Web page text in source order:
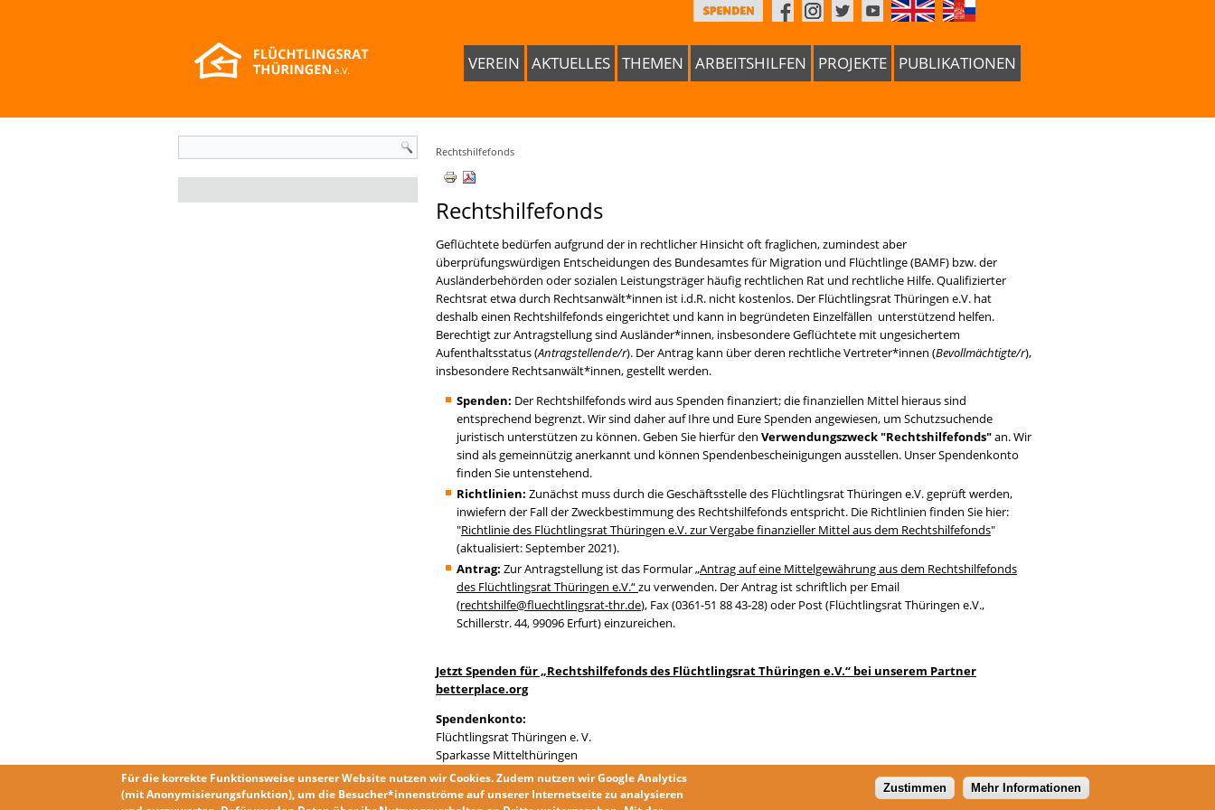
VEREIN AKTUELLES THEMEN ARBEITSHILFEN PROJEKTE PUBLIKATIONEN
Suchformular Rechtshilfefonds
Rechtshilfefonds
Geflüchtete bedürfen aufgrund der in rechtlicher Hinsicht oft fraglichen, zumindest aber
überprüfungswürdigen Entscheidungen des Bundesamtes für Migration und Flüchtlinge (BAMF) bzw. der
Ausländerbehörden oder sozialen Leistungsträger häufig rechtlichen Rat und rechtliche Hilfe. Qualifizierter
Rechtsrat etwa durch Rechtsanwält*innen ist i.d.R. nicht kostenlos. Der Flüchtlingsrat Thüringen e.V. hat
deshalb einen Rechtshilfefonds eingerichtet und kann in begründeten Einzelfällen unterstützend helfen.
Berechtigt zur Antragstellung sind Ausländer*innen, insbesondere Geflüchtete mit ungesichertem
Aufenthaltsstatus (Antragstellende/r). Der Antrag kann über deren rechtliche Vertreter*innen (Bevollmächtigte/r),
insbesondere Rechtsanwält*innen, gestellt werden.
Spenden: Der Rechtshilfefonds wird aus Spenden finanziert; die finanziellen Mittel hieraus sind
entsprechend begrenzt. Wir sind daher auf Ihre und Eure Spenden angewiesen, um Schutzsuchende
juristisch unterstützen zu können. Geben Sie hierfür den Verwendungszweck "Rechtshilfefonds"an. Wir
sind als gemeinnützig anerkannt und können Spendenbescheinigungen ausstellen. Unser Spendenkonto
finden Sie untenstehend.
Richtlinien: Zunächst muss durch die Geschäftsstelle des Flüchtlingsrat Thüringen e.V. geprüft werden,
inwiefern der Fall der Zweckbestimmung des Rechtshilfefonds entspricht. Die Richtlinien finden Sie hier:
"Richtlinie des Flüchtlingsrat Thüringen e.V. zur Vergabe finanzieller Mittel aus dem Rechtshilfefonds"
(aktualisiert: September 2021).
Antrag: Zur Antragstellung ist das Formular„Antrag auf eine Mittelgewährung aus dem Rechtshilfefonds
des Flüchtlingsrat Thüringen e.V.“zu verwenden. Der Antrag ist schriftlich per Email
(rechtshilfe@fluechtlingsrat-thr.de), Fax (0361-51 88 43-28) oder Post (Flüchtlingsrat Thüringen e.V.,
Schillerstr. 44, 99096 Erfurt) einzureichen.
Jetzt Spenden für „Rechtshilfefonds des Flüchtlingsrat Thüringen e.V.“ bei unserem Partner
betterplace.org
Spendenkonto:
Flüchtlingsrat Thüringen e. V.
Sparkasse Mittelthüringen
Verwendungszweck „Rechtshilfefonds“
IBAN: DE98 8205 1000 0163 0262 70
Für die korrekte Funktionsweise unserer Website nutzen wirCookies. Zudem nutzen wirGoogle Analytics
(mit Anonymisierungsfunktion), um die Besucher*innenströme auf unserer Internetseite zu analysieren
Zustimmen Mehr Informationen